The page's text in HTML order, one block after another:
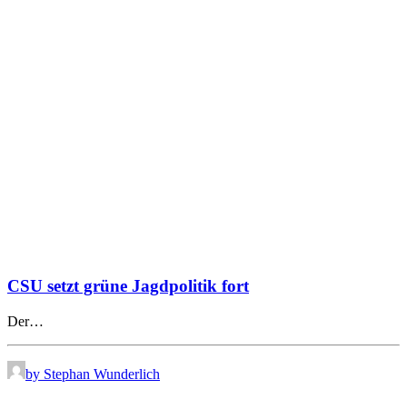
CSU setzt grüne Jagdpolitik fort
Der…
by Stephan Wunderlich